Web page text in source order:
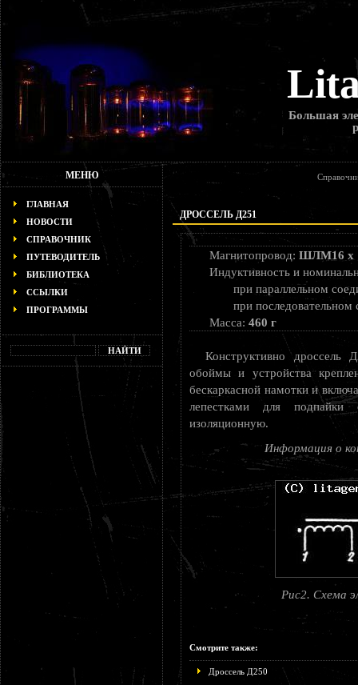
Большая
МЕНЮ
ГЛАВНАЯ
НОВОСТИ
СПРАВОЧНИК
ПУТЕВОДИТЕЛЬ
БИБЛИОТЕКА
ССЫЛКИ
ПРОГРАММЫ
ДРОССЕЛЬ Д251
Магнитопровод: ШЛМ16 х
Индуктивность и
при параллельном
при
Масса: 460 г
Конструктивно дроссель
обоймы и устройства
бескаркасной намотки и
лепестками для
изоляционную.
Информация о
Рис2. Схема
Смотрите также:
Дроссель Д250